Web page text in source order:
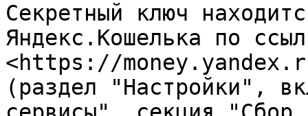
Секретный ключ
Яндекс.Кошелька по
<https://
(раздел "Настройки",